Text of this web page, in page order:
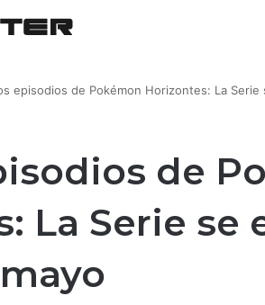
episodios de Pokémon Horizontes: La
de
La Serie se